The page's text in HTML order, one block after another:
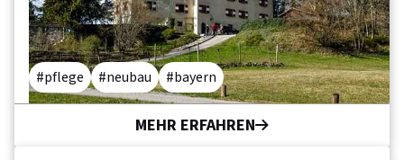
pflege neubau bayern
MEHR ERFAHREN